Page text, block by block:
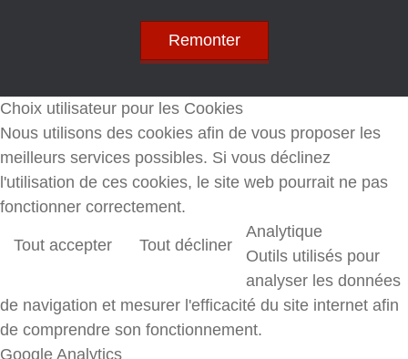
Remonter
Choix utilisateur pour les Cookies
Nous utilisons des cookies afin de vous proposer les
meilleurs services possibles. Si vous déclinez
l'utilisation de ces cookies, le site web pourrait ne pas
fonctionner correctement.
Tout accepter Tout décliner
Analytique
Outils utilisés pour
analyser les données
de navigation et mesurer l'efficacité du site internet afin
de comprendre son fonctionnement.
Google Analytics